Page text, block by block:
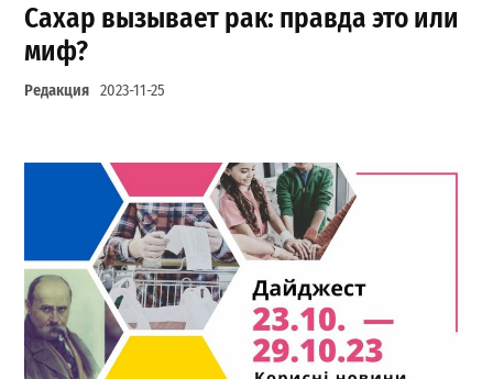
Сахар вызывает рак: правда это или
миф?
Редакция 2023-11-25